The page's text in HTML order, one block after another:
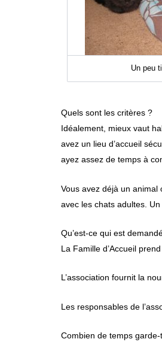
Un peu
Quels sont les critères ?
Idéalement, mieux vaut
avez un lieu d’accueil
ayez assez de temps à
Vous avez déjà un animal
avec les chats adultes.
Qu’est-ce qui est
La Famille d’Accueil
L’association fournit la
Les responsables de
Combien de temps garde-